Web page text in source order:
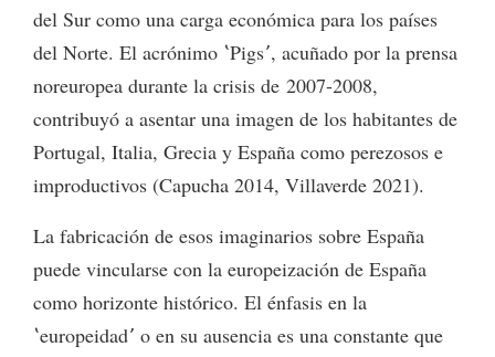
del Sur como una carga económica para los países
del Norte. El acrónimo ʽPigsʼ, acuñado por la prensa
noreuropea durante la crisis de 2007-2008,
contribuyó a asentar una imagen de los habitantes de
Portugal, Italia, Grecia y España como perezosos e
improductivos (Capucha 2014, Villaverde 2021).
La fabricación de esos imaginarios sobre España
puede vincularse con la europeización de España
como horizonte histórico. El énfasis en la
ʽeuropeidadʼ o en su ausencia es una constante que